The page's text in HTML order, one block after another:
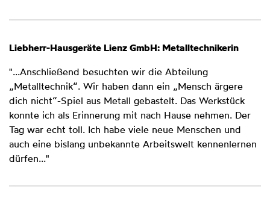
Liebherr-Hausgeräte Lienz GmbH: Metalltechnikerin
"...Anschließend besuchten wir die Abteilung
„Metalltechnik“. Wir haben dann ein „Mensch ärgere
dich nicht“-Spiel aus Metall gebastelt. Das Werkstück
konnte ich als Erinnerung mit nach Hause nehmen. Der
Tag war echt toll. Ich habe viele neue Menschen und
auch eine bislang unbekannte Arbeitswelt kennenlernen
dürfen..."